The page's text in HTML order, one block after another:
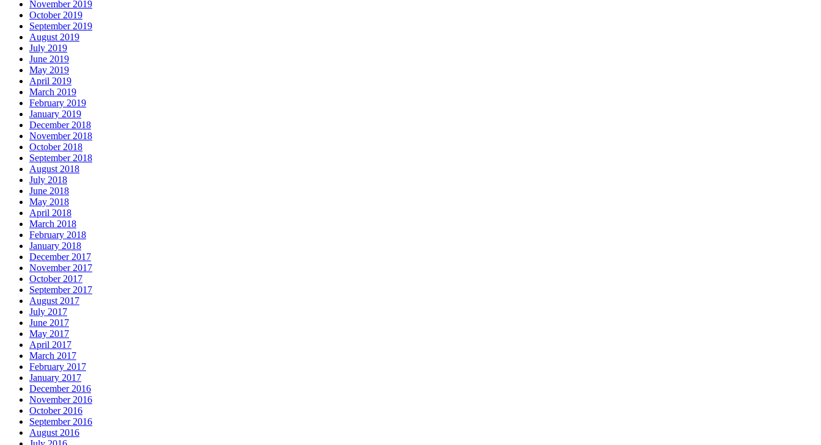
November 2019
October 2019
September 2019
August 2019
July 2019
June 2019
May 2019
April 2019
March 2019
February 2019
January 2019
December 2018
November 2018
October 2018
September 2018
August 2018
July 2018
June 2018
May 2018
April 2018
March 2018
February 2018
January 2018
December 2017
November 2017
October 2017
September 2017
August 2017
July 2017
June 2017
May 2017
April 2017
March 2017
February 2017
January 2017
December 2016
November 2016
October 2016
September 2016
August 2016